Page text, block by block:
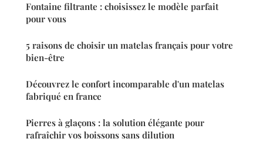
Fontaine filtrante : choisissez le modèle parfait
pour vous
5 raisons de choisir un matelas français pour votre
bien-être
Découvrez le confort incomparable d'un matelas
fabriqué en france
Pierres à glaçons : la solution élégante pour
rafraîchir vos boissons sans dilution